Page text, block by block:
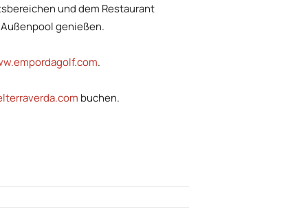
und dem Restaurant
genießen.
.
buchen.